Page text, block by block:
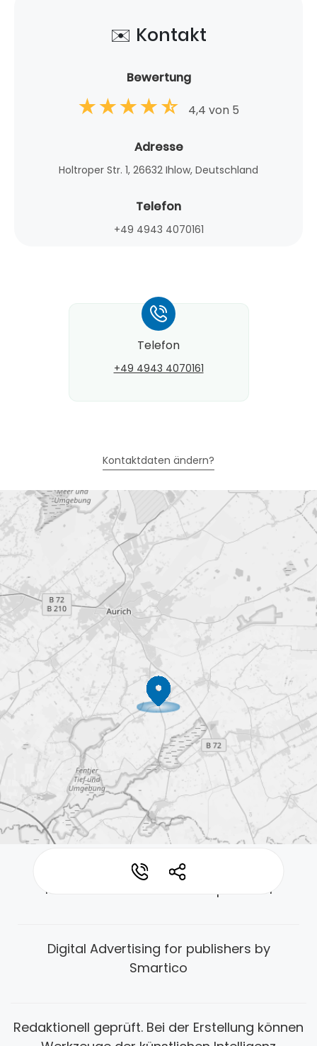
* *
✉️ Kontakt
Bewertung
4,4 von 5
Adresse
Holtroper Str. 1, 26632 Ihlow, Deutschland
Telefon
+49 4943 4070161
*
Telefon
+49 4943 4070161
Kontaktdaten ändern?
Kontakt Impressum
Digital Advertising for publishers by
Smartico
Redaktionell geprüft. Bei der Erstellung können